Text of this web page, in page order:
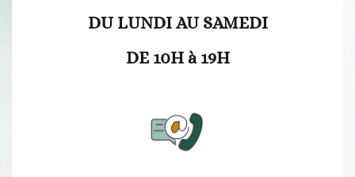
DU LUNDI AU SAMEDI
DE 10H à 19H